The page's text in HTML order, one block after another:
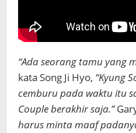
“Ada seorang tamu yang
kata Song Ji Hyo, “Kyung
cemburu pada waktu itu
Couple berakhir saja.”
harus minta maaf